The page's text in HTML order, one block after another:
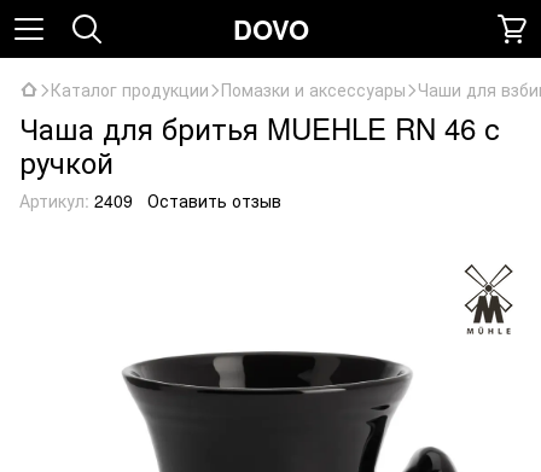
DOVO
Каталог продукции Помазки и аксессуары Чаши для
Чаша для бритья MUEHLE RN 46 с
ручкой
Артикул: 2409 Оставить отзыв